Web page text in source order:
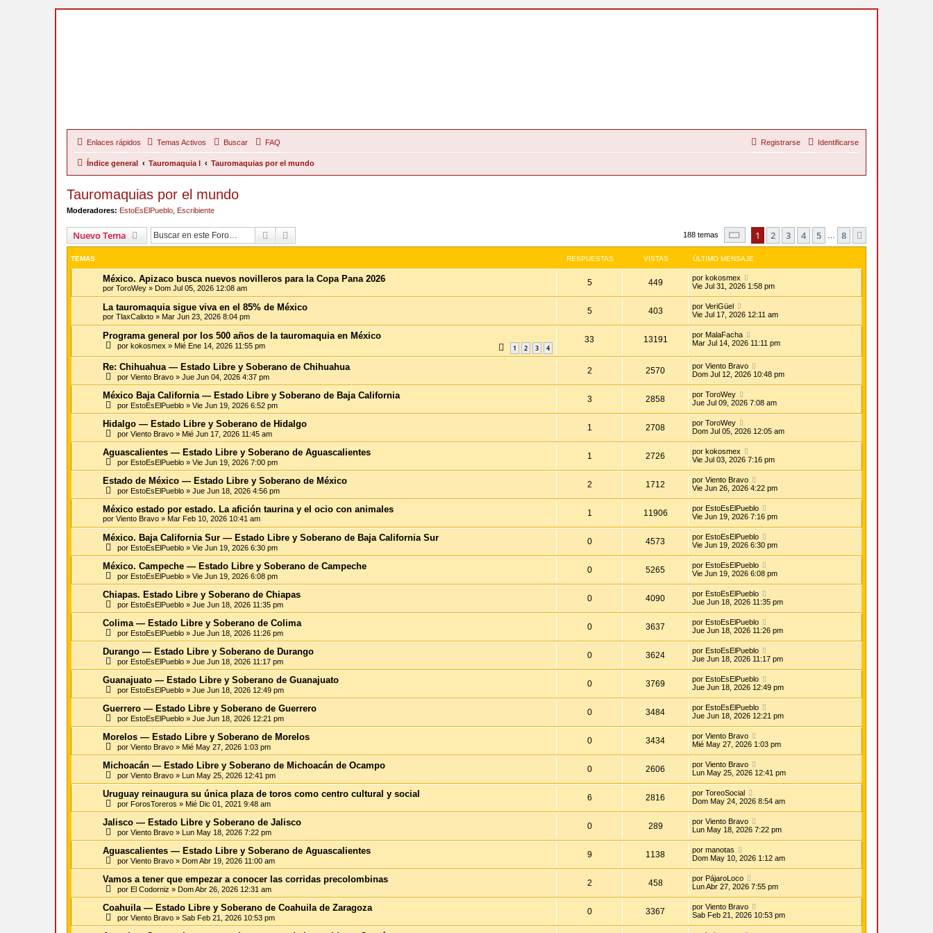
Enlaces rápidos Temas Activos Buscar FAQ Identificarse
Registrarse
Índice general Tauromaquia I Tauromaquias por el mundo
Tauromaquias por el mundo
Moderadores: EstoEsElPueblo Escribiente
Nuevo Tema Buscar 188 temas Página1 de
1 2 3 4 5 8
TEMAS RESPUESTAS VISTAS ÚLTIMO MENSAJE
México. Apizaco busca nuevos novilleros para la Copa Pana 2026
por ToroWey » Dom Jul 05, 2026 12:08 am
5 449 por kokosmex
Vie Jul 31, 2026 1:58 pm
La tauromaquia sigue viva en el 85% de México
por TlaxCalixto » Mar Jun 23, 2026 8:04 pm
5 403 por VeriGüel
Vie Jul 17, 2026 12:11 am
Programa general por los 500 años de la tauromaquia en México
por kokosmex » Mié Ene 14, 2026 11:55 pm 1 2 3 4
33 13191 por MalaFacha
Mar Jul 14, 2026 11:11 pm
Re: Chihuahua — Estado Libre y Soberano de Chihuahua
por Viento Bravo » Jue Jun 04, 2026 4:37 pm
2 2570 por Viento Bravo
Dom Jul 12, 2026 10:48 pm
México Baja California — Estado Libre y Soberano de Baja California
por EstoEsElPueblo » Vie Jun 19, 2026 6:52 pm
3 2858 por ToroWey
Jue Jul 09, 2026 7:08 am
Hidalgo — Estado Libre y Soberano de Hidalgo
por Viento Bravo » Mié Jun 17, 2026 11:45 am
1 2708 por ToroWey
Dom Jul 05, 2026 12:05 am
Aguascalientes — Estado Libre y Soberano de Aguascalientes
por EstoEsElPueblo » Vie Jun 19, 2026 7:00 pm
1 2726 por kokosmex
Vie Jul 03, 2026 7:16 pm
Estado de México — Estado Libre y Soberano de México
por EstoEsElPueblo » Jue Jun 18, 2026 4:56 pm
2 1712 por Viento Bravo
Vie Jun 26, 2026 4:22 pm
México estado por estado. La afición taurina y el ocio con animales
por Viento Bravo » Mar Feb 10, 2026 10:41 am
1 11906 por EstoEsElPueblo
Vie Jun 19, 2026 7:16 pm
México. Baja California Sur — Estado Libre y Soberano de Baja California Sur
por EstoEsElPueblo » Vie Jun 19, 2026 6:30 pm
0 4573 por EstoEsElPueblo
Vie Jun 19, 2026 6:30 pm
México. Campeche — Estado Libre y Soberano de Campeche
por EstoEsElPueblo » Vie Jun 19, 2026 6:08 pm
0 5265 por EstoEsElPueblo
Vie Jun 19, 2026 6:08 pm
Chiapas. Estado Libre y Soberano de Chiapas
por EstoEsElPueblo » Jue Jun 18, 2026 11:35 pm
0 4090 por EstoEsElPueblo
Jue Jun 18, 2026 11:35 pm
Colima — Estado Libre y Soberano de Colima
por EstoEsElPueblo » Jue Jun 18, 2026 11:26 pm
0 3637 por EstoEsElPueblo
Jue Jun 18, 2026 11:26 pm
Durango — Estado Libre y Soberano de Durango
por EstoEsElPueblo » Jue Jun 18, 2026 11:17 pm
0 3624 por EstoEsElPueblo
Jue Jun 18, 2026 11:17 pm
Guanajuato — Estado Libre y Soberano de Guanajuato
por EstoEsElPueblo » Jue Jun 18, 2026 12:49 pm
0 3769 por EstoEsElPueblo
Jue Jun 18, 2026 12:49 pm
Guerrero — Estado Libre y Soberano de Guerrero
por EstoEsElPueblo » Jue Jun 18, 2026 12:21 pm
0 3484 por EstoEsElPueblo
Jue Jun 18, 2026 12:21 pm
Morelos — Estado Libre y Soberano de Morelos
por Viento Bravo » Mié May 27, 2026 1:03 pm
0 3434 por Viento Bravo
Mié May 27, 2026 1:03 pm
Michoacán — Estado Libre y Soberano de Michoacán de Ocampo
por Viento Bravo » Lun May 25, 2026 12:41 pm
0 2606 por Viento Bravo
Lun May 25, 2026 12:41 pm
Uruguay reinaugura su única plaza de toros como centro cultural y social
por ForosToreros » Mié Dic 01, 2021 9:48 am
6 2816 por ToreoSocial
Dom May 24, 2026 8:54 am
Jalisco — Estado Libre y Soberano de Jalisco
por Viento Bravo » Lun May 18, 2026 7:22 pm
0 289 por Viento Bravo
Lun May 18, 2026 7:22 pm
Aguascalientes — Estado Libre y Soberano de Aguascalientes
por Viento Bravo » Dom Abr 19, 2026 11:00 am
9 1138 por manotas
Dom May 10, 2026 1:12 am
Vamos a tener que empezar a conocer las corridas precolombinas
por El Codorniz » Dom Abr 26, 2026 12:31 am
2 458 por PájaroLoco
Lun Abr 27, 2026 7:55 pm
Coahuila — Estado Libre y Soberano de Coahuila de Zaragoza
por Viento Bravo » Sab Feb 21, 2026 10:53 pm
0 3367 por Viento Bravo
Sab Feb 21, 2026 10:53 pm